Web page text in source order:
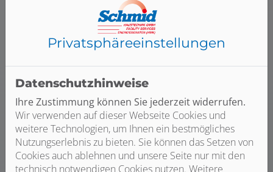
Bild: Grohe Blue
Privatsphäre­einstellungen
Datenschutzhinweise
Ihre Zustimmung können Sie jederzeit widerrufen.
Wir verwenden auf dieser Webseite Cookies und
weitere Technologien, um Ihnen ein bestmögliches
Nutzungserlebnis zu bieten. Sie können das Setzen von
Cookies auch ablehnen und unsere Seite nur mit den
technisch notwendigen Cookies nutzen. Weitere